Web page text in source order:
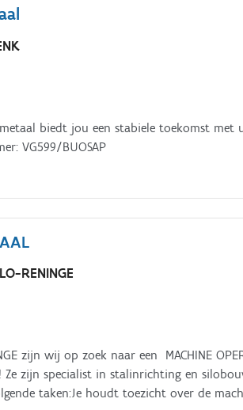
biedt jou een stabiele toekomst met
VG599/BUOSAP
LO-RENINGE
zijn wij op zoek naar een MACHINE
zijn specialist in stalinrichting en
taken:Je houdt toezicht over de